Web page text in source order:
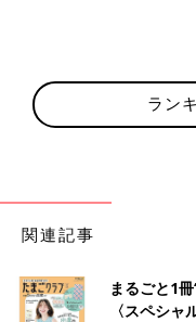
ラン
関連記事
まるごと1
〈スペシ